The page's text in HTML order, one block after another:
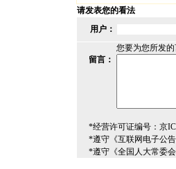
请发表您的看法
用户：
您要为您所发
留言：
*经营许可证编号：京
*遵守《互联网电子公告
*遵守《全国人大常委